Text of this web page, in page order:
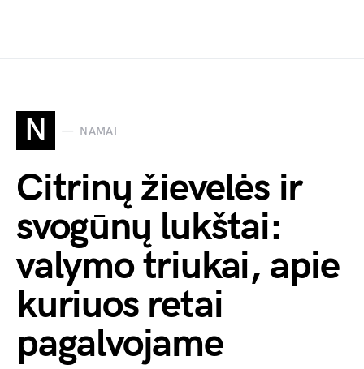
N NAMAI
Citrinų žievelės ir
svogūnų lukštai:
valymo triukai, apie
kuriuos retai
pagalvojame